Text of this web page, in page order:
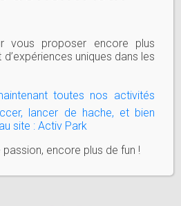
vous proposer encore plus
uniques dans les
toutes nos activités
lancer de hache, et bien
site : Activ Park
encore plus de fun !